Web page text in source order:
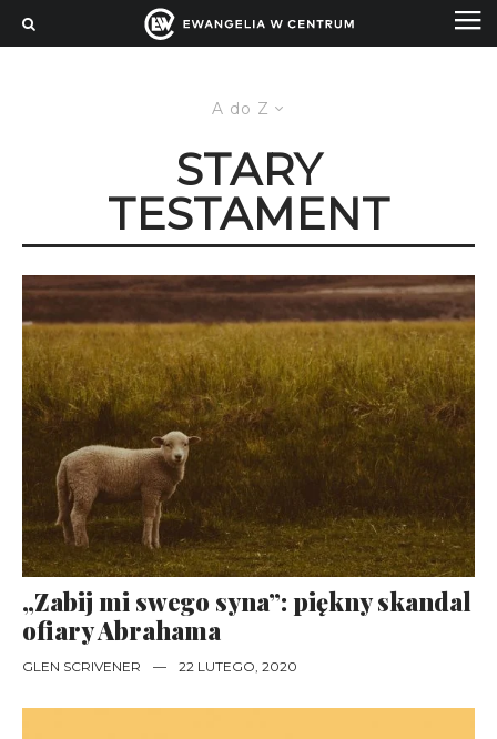
A do Z
STARY
TESTAMENT
„Zabij mi swego syna”: piękny skandal
ofiary Abrahama
GLEN SCRIVENER — 22 LUTEGO, 2020